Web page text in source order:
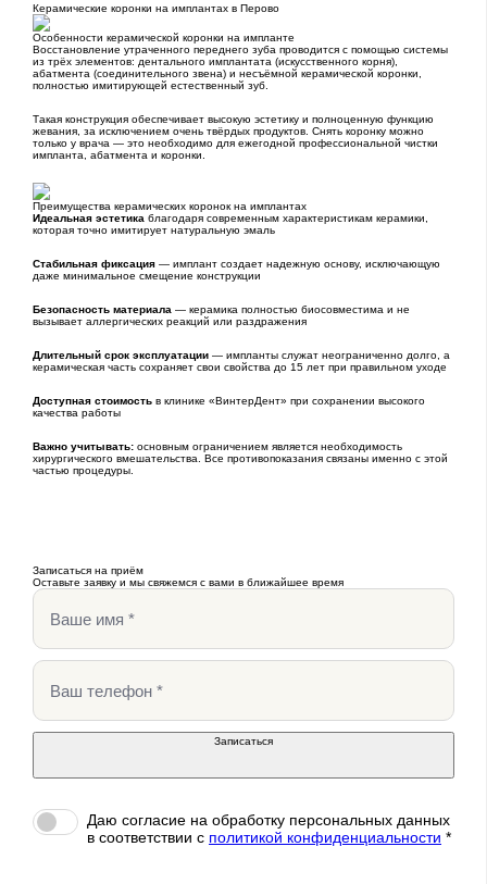
Керамические коронки на имплантах в Перово
Особенности керамической коронки на импланте
Восстановление утраченного переднего зуба проводится с помощью системы
из трёх элементов: дентального имплантата (искусственного корня),
абатмента (соединительного звена) и несъёмной керамической коронки,
полностью имитирующей естественный зуб.
Такая конструкция обеспечивает высокую эстетику и полноценную функцию
жевания, за исключением очень твёрдых продуктов. Снять коронку можно
только у врача — это необходимо для ежегодной профессиональной чистки
импланта, абатмента и коронки.
Преимущества керамических коронок на имплантах
Идеальная эстетика благодаря современным характеристикам керамики,
которая точно имитирует натуральную эмаль
Стабильная фиксация — имплант создает надежную основу, исключающую
даже минимальное смещение конструкции
Безопасность материала — керамика полностью биосовместима и не
вызывает аллергических реакций или раздражения
Длительный срок эксплуатации — импланты служат неограниченно долго, а
керамическая часть сохраняет свои свойства до 15 лет при правильном уходе
Доступная стоимость в клинике «ВинтерДент» при сохранении высокого
качества работы
Важно учитывать: основным ограничением является необходимость
хирургического вмешательства. Все противопоказания связаны именно с этой
частью процедуры.
Записаться на приём
Оставьте заявку и мы свяжемся с вами в ближайшее время
Записаться
Даю согласие на обработку персональных данных
в соответствии c политикой конфиденциальности *